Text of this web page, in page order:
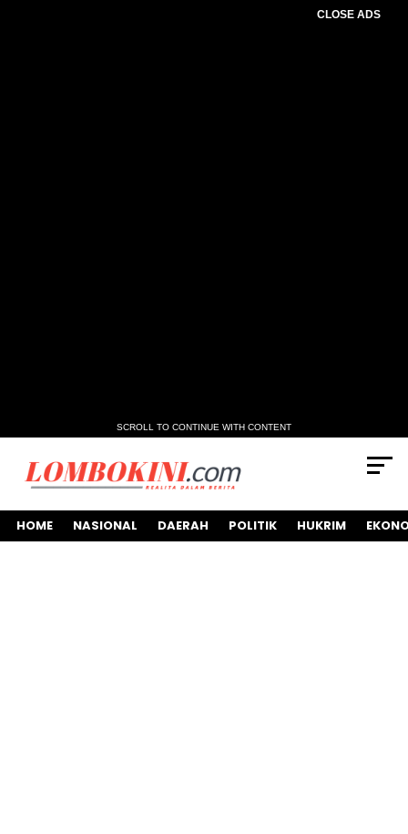
CLOSE ADS
SCROLL TO CONTINUE WITH CONTENT
HOME NASIONAL DAERAH POLITIK HUKRIM